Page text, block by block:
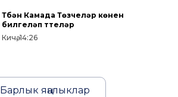
Түбән Камада Төзүчеләр көнен
билгеләп үттеләр
Кичә, 14:26
Барлык яңалыклар